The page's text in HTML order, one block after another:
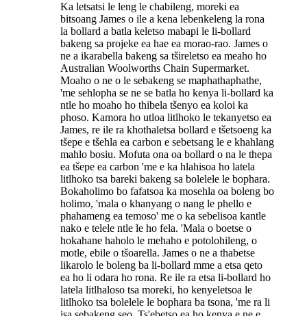
Ka letsatsi le leng le chabileng, moreki ea
bitsoang James o ile a kena lebenkeleng la rona
la bollard a batla keletso mabapi le li-bollard
bakeng sa projeke ea hae ea morao-rao. James o
ne a ikarabella bakeng sa tšireletso ea meaho ho
Australian Woolworths Chain Supermarket.
Moaho o ne o le sebakeng se maphathaphathe,
'me sehlopha se ne se batla ho kenya li-bollard ka
ntle ho moaho ho thibela tšenyo ea koloi ka
phoso. Kamora ho utloa litlhoko le tekanyetso ea
James, re ile ra khothaletsa bollard e tšetsoeng ka
tšepe e tšehla ea carbon e sebetsang le e khahlang
mahlo bosiu. Mofuta ona oa bollard o na le thepa
ea tšepe ea carbon 'me e ka hlahisoa ho latela
litlhoko tsa bareki bakeng sa bolelele le bophara.
Bokaholimo bo fafatsoa ka mosehla oa boleng bo
holimo, 'mala o khanyang o nang le phello e
phahameng ea temoso' me o ka sebelisoa kantle
nako e telele ntle le ho fela. 'Mala o boetse o
hokahane haholo le mehaho e potolohileng, o
motle, ebile o tšoarella. James o ne a thabetse
likarolo le boleng ba li-bollard mme a etsa qeto
ea ho li odara ho rona. Re ile ra etsa li-bollard ho
latela litlhaloso tsa moreki, ho kenyeletsoa le
litlhoko tsa bolelele le bophara ba tsona, 'me ra li